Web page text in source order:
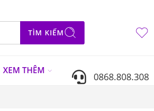
TÌM KIẾM
XEM THÊM 0868.808.308